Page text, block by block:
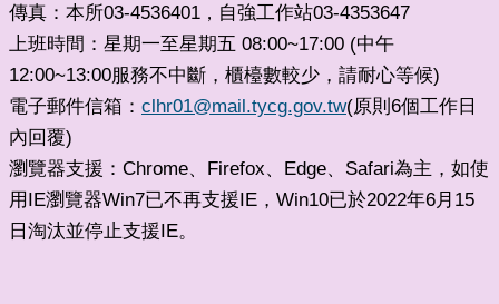
傳真：本所03-4536401 ， 自強工作站03-4353647
上班時間：星期一至星期五 08:00~17:00 (中午
12:00~13:00服務不中斷，櫃檯數較少，請耐心等候)
電子郵件信箱： clhr01@mail.tycg.gov.tw(原則6個工作日
內回覆)
瀏覽器支援：Chrome、Firefox、Edge、Safari為主，如使
用IE瀏覽器Win7已不再支援IE，Win10已於2022年6月15
日淘汰並停止支援IE。